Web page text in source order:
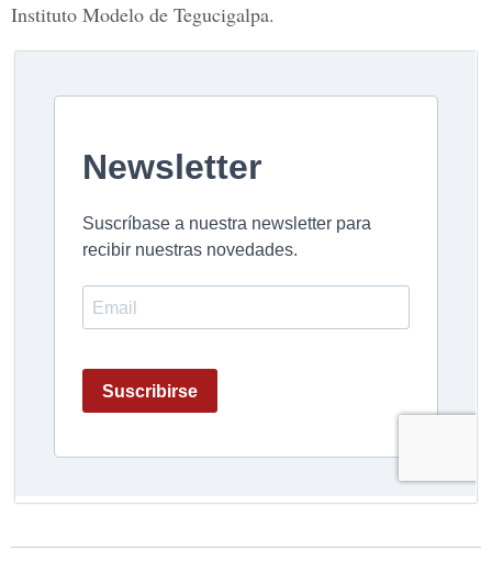
Instituto Modelo de Tegucigalpa.